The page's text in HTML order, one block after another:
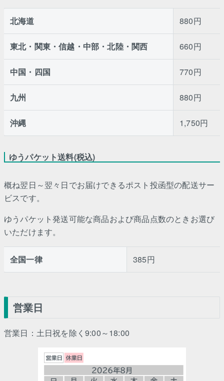
北海道 880円
東北・関東・信越・中部・北陸・関西 660円
中国・四国 770円
九州 880円
沖縄 1,750円
ゆうパケット送料(税込)
概ね翌日～翌々日でお届けできるポスト投函型の配送サー
ビスです。
ゆうパケット発送可能な商品および商品点数のときお選び
いただけます。
全国一律 385円
営業日
営業日：土日祝を除く9:00～18:00